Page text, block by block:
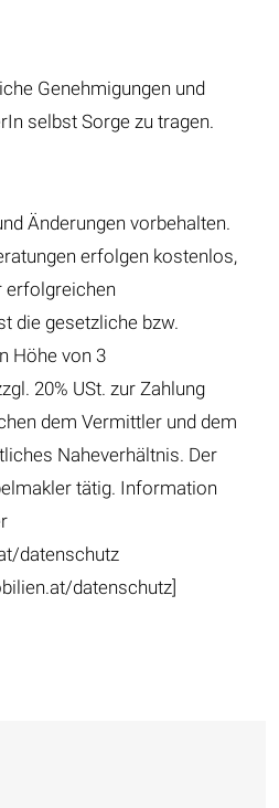
Genehmigungen und
selbst Sorge zu tragen.
Änderungen vorbehalten.
erfolgen kostenlos,
erfolgreichen
die gesetzliche bzw.
Höhe von 3
20% USt. zur Zahlung
dem Vermittler und dem
Naheverhältnis. Der
tätig. Information
datenschutz
datenschutz]